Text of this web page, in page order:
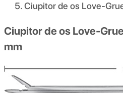
Ciupitor de os Love-
Ciupitor de os Love-
mm